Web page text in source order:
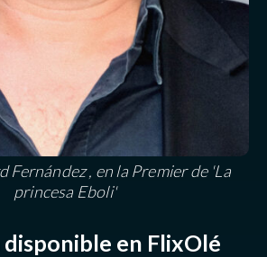
Fernández , en la Premier de 'La
princesa Eboli'
en FlixOlé